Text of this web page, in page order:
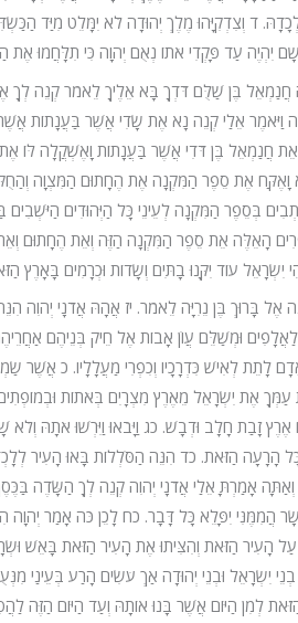
ד וְצִדְקִיָּהוּ מֶלֶךְ יְהוּדָה לֹא יִמָּלֵט מִיַּד
יִהְיֶה עַד פָּקְדִי אֹתוֹ נְאֻם יְהוָה כִּי תִלָּחֲמוּ
חֲנַמְאֵל בֶּן שַׁלֻּם דֹּדְךָ בָּא אֵלֶיךָ לֵאמֹר קְנֵה
וַיֹּאמֶר אֵלַי קְנֵה נָא אֶת שָׂדִי אֲשֶׁר בַּעֲנָתוֹת
חֲנַמְאֵל בֶּן דֹּדִי אֲשֶׁר בַּעֲנָתוֹת וָאֶשְׁקֲלָה
אֶת סֵפֶר הַמִּקְנָה אֶת הֶחָתוּם הַמִּצְוָה
בְּסֵפֶר הַמִּקְנָה לְעֵינֵי כָּל הַיְּהוּדִים
הָאֵלֶּה אֵת סֵפֶר הַמִּקְנָה הַזֶּה וְאֵת הֶחָתוּם וְאֵת
עוֹד יִקָּנוּ בָתִּים וְשָׂדוֹת וּכְרָמִים בָּאָרֶץ
אֶל בָּרוּךְ בֶּן נֵרִיָּה לֵאמֹר. יז אֲהָהּ אֲדֹנָי
וּמְשַׁלֵּם עֲו‍ֹן אָבוֹת אֶל חֵיק בְּנֵיהֶם
לָתֵת לְאִישׁ כִּדְרָכָיו וְכִפְרִי מַעֲלָלָיו. כ אֲשֶׁר
אֶת יִשְׂרָאֵל מֵאֶרֶץ מִצְרָיִם בְּאֹתוֹת וּבְמוֹפְתִים
זָבַת חָלָב וּדְבָשׁ. כג וַיָּבֹאוּ וַיִּרְשׁוּ אֹתָהּ וְלֹא
הַזֹּאת. כד הִנֵּה הַסֹּלְלוֹת בָּאוּ הָעִיר
אָמַרְתָּ אֵלַי אֲדֹנָי יְהוִה קְנֵה לְךָ הַשָּׂדֶה
הֲ‍מִמֶּנִּי יִפָּלֵא כָּל דָּבָר. כח לָכֵן כֹּה אָמַר יְהוָה
הָעִיר הַזֹּאת וְהִצִּיתוּ אֶת הָעִיר הַזֹּאת בָּאֵשׁ
יִשְׂרָאֵל וּבְנֵי יְהוּדָה אַךְ עֹשִׂים הָרַע בְּעֵינַי
לְמִן הַיּוֹם אֲשֶׁר בָּנוּ אוֹתָהּ וְעַד הַיּוֹם הַזֶּה